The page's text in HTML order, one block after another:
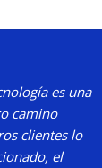
es una
camino
clientes lo
el